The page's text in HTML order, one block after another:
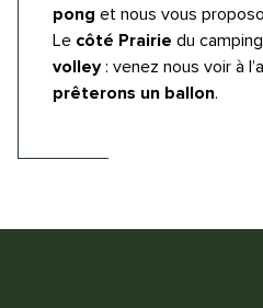
pong et nous vous
Le côté Prairie du
volley: venez nous voir à
prêterons un ballon.